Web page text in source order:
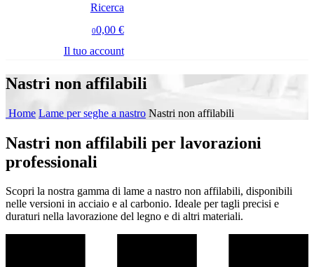
Ricerca
00,00 €
Il tuo account
Nastri non affilabili
Home Lame per seghe a nastro Nastri non affilabili
Nastri non affilabili per lavorazioni
professionali
Scopri la nostra gamma di lame a nastro non affilabili, disponibili
nelle versioni in acciaio e al carbonio. Ideale per tagli precisi e
duraturi nella lavorazione del legno e di altri materiali.